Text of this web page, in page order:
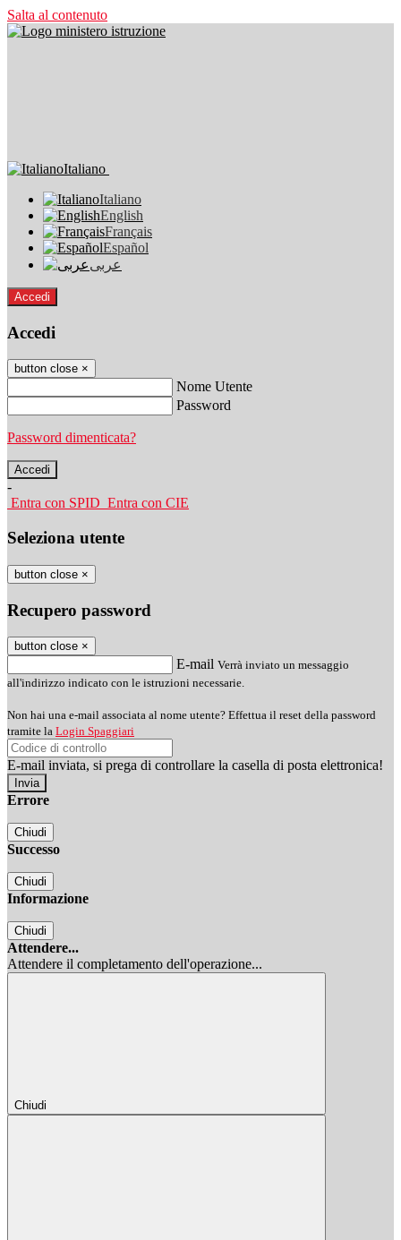
Salta al contenuto
Italiano
Italiano
English
Français
Español
عربى
Accedi
Accedi
button close ×
Nome Utente
Password
Password dimenticata?
-
Entra con SPID Entra con CIE
Seleziona utente
button close ×
Recupero password
button close ×
E-mail Verrà inviato un messaggio
all'indirizzo indicato con le istruzioni necessarie.
Non hai una e-mail associata al nome utente? Effettua il reset della password
tramite la Login Spaggiari
E-mail inviata, si prega di controllare la casella di posta elettronica!
Errore
Chiudi
Successo
Chiudi
Informazione
Chiudi
Attendere...
Attendere il completamento dell'operazione...
Chiudi